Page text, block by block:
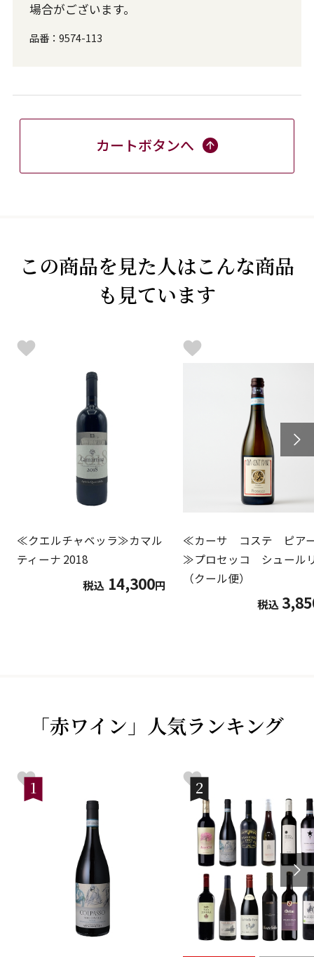
場合がございます。
品番： 9574-113
カートボタンへ
この商品を見た人はこんな商品
も見ています
≪クエルチャベッラ≫カマル
ティーナ 2018
税込 14,300円
≪カーサ コステ ピア
≫プロセッコ シュール
（クール便）
税込
「赤ワイン」人気ランキング
1 2